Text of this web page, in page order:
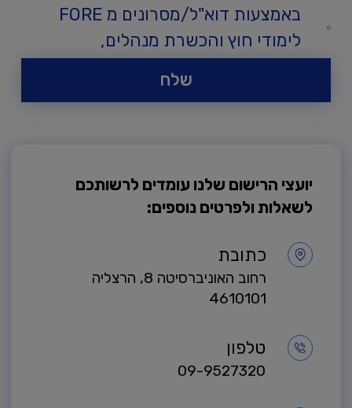
באמצעות דוא"ל/מסרונים מ FORE
לימודי חוץ והכשרת מנהלים,
שלח
יועצי הרישום שלנו עומדים לרשותכם
לשאלות ולפרטים נוספים:
כתובת
רחוב האוניברסיטה 8, הרצליה
4610101
טלפון
09-9527320